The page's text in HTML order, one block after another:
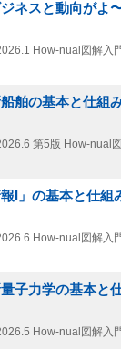
ネスと動向がよ
How-nual図解入
舶の基本と仕組
第5版 How-nual
I」の基本と仕
How-nual図解入
子力学の基本と
How-nual図解入